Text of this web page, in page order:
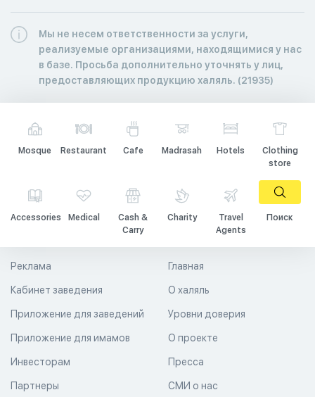
Мы не несем ответственности за услуги,
реализуемые организациями, находящимися у нас
в базе. Просьба дополнительно уточнять у лиц,
предоставляющих продукцию халяль. (21935)
Mosque Restaurant Cafe Madrasah Hotels
Clothing
store
Accessories Medical
Cash &
Carry
Charity
Travel
Agents
Поиск
Главная
О халяль
Уровни доверия
Реклама
Кабинет заведения
Приложение для заведений
Приложение для имамов О проекте
Пресса
СМИ о нас
Инвесторам
Партнеры